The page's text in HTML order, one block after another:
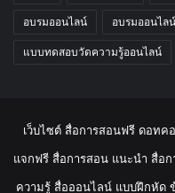
อบรมออนไลน์ อบรมออนไล
แบบทดสอบวัดความรู้ออนไลน์
เว็บไซต์ สื่อการสอนฟรี ดอทค
แจกฟรี สื่อการสอน แนะนำ สื่อ
ความรู้ สื่อออนไลน์ แบบฝึกหัด